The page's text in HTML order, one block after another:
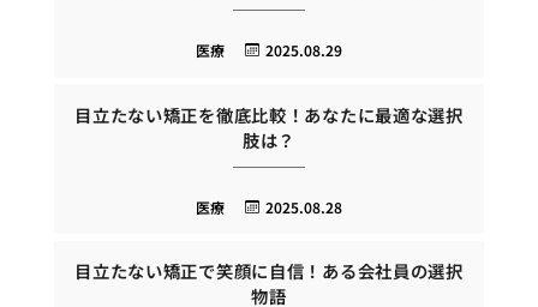
2025.08.29
医療
目立たない矯正を徹底比較！あなたに最適な選択
肢は？
2025.08.28
医療
目立たない矯正で笑顔に自信！ある会社員の選択
物語